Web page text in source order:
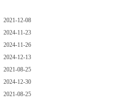
2021-12-08
2024-11-23
2024-11-26
2024-12-13
2021-08-25
2024-12-30
2021-08-25